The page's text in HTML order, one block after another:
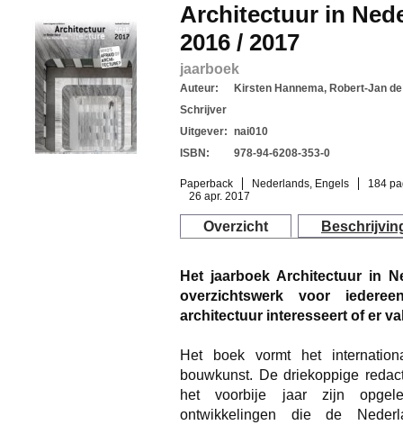
Architectuur in
2016 / 2017
jaarboek
Auteur:
Kirsten Hannema, Robert-Jan
Schrijver
Uitgever: nai010
ISBN:
978-94-6208-353-0
Paperback Nederlands, Engels
184
26 apr. 2017
Overzicht
Het jaarboek Architectuur in
overzichtswerk voor
architectuur interesseert of er
Het boek vormt het
bouwkunst. De driekoppige
het voorbije jaar zijn
ontwikkelingen die de